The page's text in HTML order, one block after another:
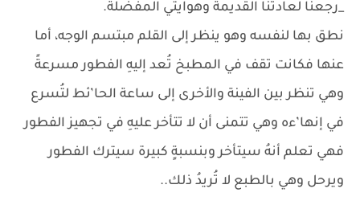
_رجعنا لعادتنا القديمة وهوايتي المفضلة.
نطق بها لنفسه وهو ينظر إلى القلم مبتسم الوجه، أما
عنها فكانت تقف في المطبخ تُعد إليهِ الفطور مسرعةً
وهي تنظر بين الفينة والأخرى إلى ساعة الحا’ئط لتُسرع
في إنها’ءه وهي تتمنى أن لا تتأخر عليهِ في تجهيز الفطور
فهي تعلم أنهُ سيتأخر وبنسبةٍ كبيرة سيترك الفطور
ويرحل وهي بالطبع لا تُريدُ ذلك..